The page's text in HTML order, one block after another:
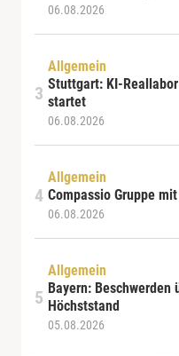
06.08.2026
Allgemein
Stuttgart: KI-
startet
06.08.2026
Allgemein
Compassio Gruppe
06.08.2026
Allgemein
Bayern:
Höchststand
05.08.2026